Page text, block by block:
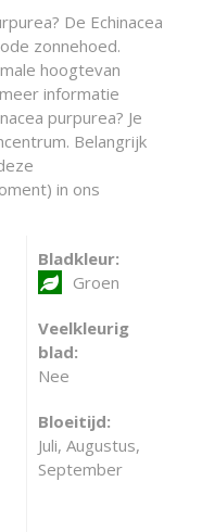
De Echinacea
zonnehoed.
hoogtevan
informatie
purpurea? Je
Belangrijk
in ons
Bladkleur:
Groen
Veelkleurig
blad:
Nee
Bloeitijd:
Juli, Augustus,
September